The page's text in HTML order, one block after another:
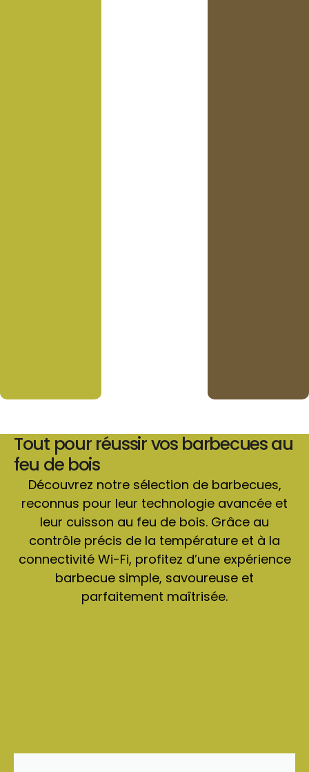
Tout pour réussir vos barbecues au
feu de bois
Découvrez notre sélection de barbecues,
reconnus pour leur technologie avancée et
leur cuisson au feu de bois. Grâce au
contrôle précis de la température et à la
connectivité Wi-Fi, profitez d’une expérience
barbecue simple, savoureuse et
parfaitement maîtrisée.